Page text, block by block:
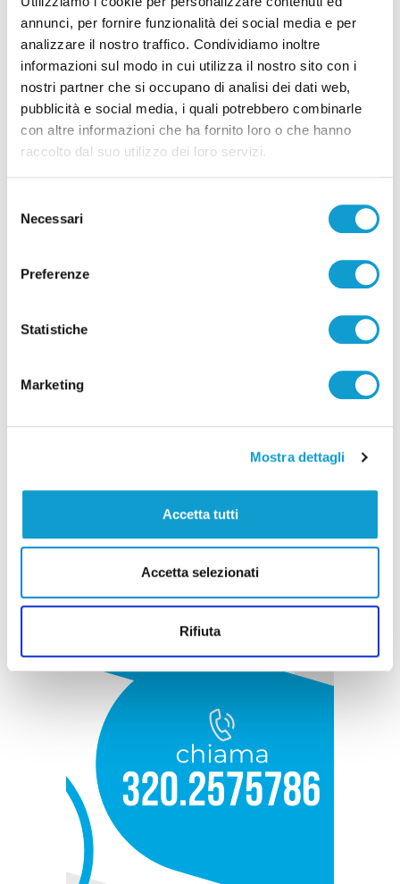
annunci, per fornire funzionalità dei social media e per
analizzare il nostro traffico. Condividiamo inoltre
informazioni sul modo in cui utilizza il nostro sito con i
nostri partner che si occupano di analisi dei dati web,
pubblicità e social media, i quali potrebbero combinarle
con altre informazioni che ha fornito loro o che hanno
raccolto dal suo utilizzo dei loro servizi.
delNecessari
Preferenze
Statistiche
Marketing
Mostra dettagli
Accetta tutti
Accetta selezionati
Rifiuta
Pubblicità